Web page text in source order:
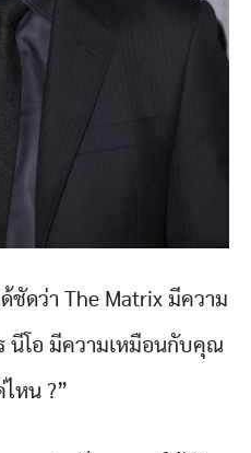
ชัดว่า The Matrix มีความ
นีโอ มีความเหมือนกับคุณ
หน ?”